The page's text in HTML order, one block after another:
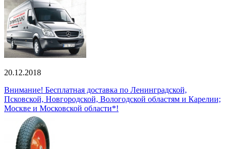
20.12.2018
Внимание! Бесплатная доставка по Ленинградской,
Псковской, Новгородской, Вологодской областям и Карелии;
Москве и Московской области*!